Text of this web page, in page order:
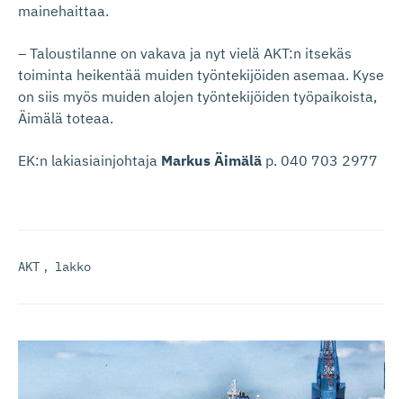
mainehaittaa.
– Taloustilanne on vakava ja nyt vielä AKT:n itsekäs
toiminta heikentää muiden työntekijöiden asemaa. Kyse
on siis myös muiden alojen työntekijöiden työpaikoista,
Äimälä toteaa.
EK:n lakiasiainjohtaja Markus Äimälä p. 040 703 2977
AKT , lakko